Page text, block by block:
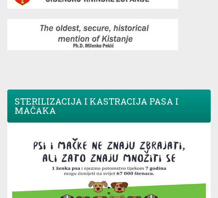
STERILIZACIJA I KASTRACIJA PASA I
MAČAKA